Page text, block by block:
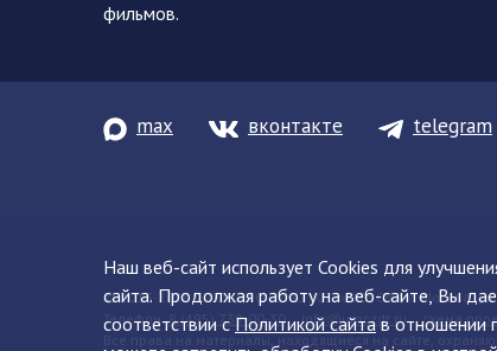
Наш веб-сайт использует Cookies для
сайта. Продолжая работу на веб-сайте, Вы
соответствии с Политикой сайта в отношении
фильмов.
max вконтакте telegram
© 2013-2026 ФГБУ ДПО «УМЦ ЖДТ» 105082, г. Москва, ул.
Телефон:8 (495) 739-00-30 info@umczdt.ru
схема
Все права на материалы, находящиеся на сайте,